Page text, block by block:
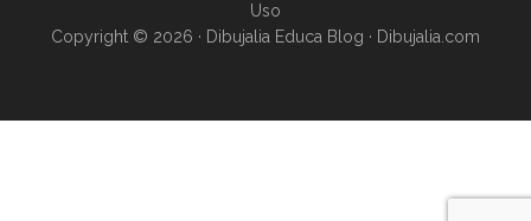
Uso
Copyright © 2026 · Dibujalia Educa Blog · Dibujalia.com